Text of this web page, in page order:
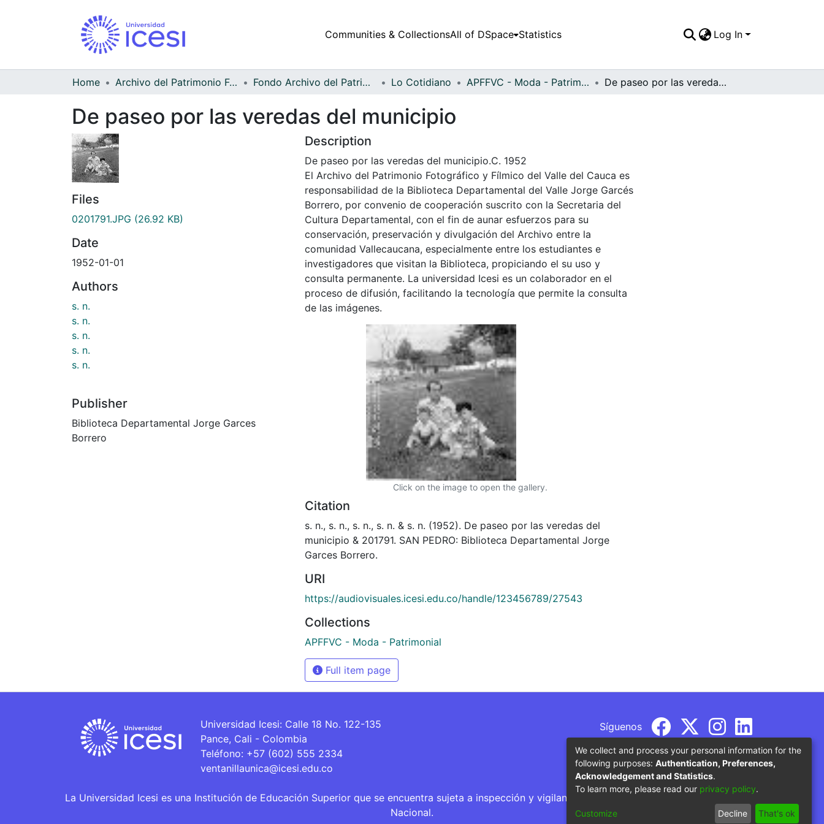
Communities & CollectionsAll of DSpace Statistics Log In
Home Archivo del Patrimonio Fotográfico y Fílmico del Valle del Cauca Fondo Archivo del Patrimonio Fotográfico y Fílmico del Valle del Cauca Lo Cotidiano APFFVC - Moda - Patrimonial De paseo por las veredas del municipio
De paseo por las veredas del municipio
Files
0201791.JPG (26.92 KB)
Date
1952-01-01
Authors
s. n.
s. n.
s. n.
s. n.
s. n.
Publisher
Biblioteca Departamental Jorge Garces
Borrero
Description
De paseo por las veredas del municipio.C. 1952
El Archivo del Patrimonio Fotográfico y Fílmico del Valle del Cauca es
responsabilidad de la Biblioteca Departamental del Valle Jorge Garcés
Borrero, por convenio de cooperación suscrito con la Secretaria del
Cultura Departamental, con el fin de aunar esfuerzos para su
conservación, preservación y divulgación del Archivo entre la
comunidad Vallecaucana, especialmente entre los estudiantes e
investigadores que visitan la Biblioteca, propiciando el su uso y
consulta permanente. La universidad Icesi es un colaborador en el
proceso de difusión, facilitando la tecnología que permite la consulta
de las imágenes.
Click on the image to open the gallery.
Citation
s. n., s. n., s. n., s. n. & s. n. (1952). De paseo por las veredas del
municipio & 201791. SAN PEDRO: Biblioteca Departamental Jorge
Garces Borrero.
URI
https://audiovisuales.icesi.edu.co/handle/123456789/27543
Collections
APFFVC - Moda - Patrimonial
Full item page
Universidad Icesi: Calle 18 No. 122-135
Pance, Cali - Colombia
Teléfono: +57 (602) 555 2334
ventanillaunica@icesi.edu.co
Síguenos
La Universidad Icesi es una Institución de Educación Superior que se encuentra sujeta a inspección y vigilancia por parte del Ministerio de Educación
Nacional.
We collect and process your personal information for the
following purposes: Authentication, Preferences,
Acknowledgement and Statistics.
To learn more, please read our privacy policy.
Customize Decline That's ok